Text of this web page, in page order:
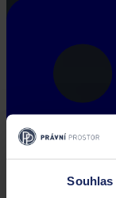
Souhlas